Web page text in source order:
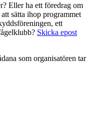
Eller ha ett föredrag om
sätta ihop programmet
ett
Skicka epost
som organisatören tar